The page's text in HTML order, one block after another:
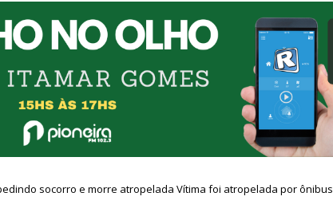
socorro e morre atropelada Vítima foi atropelada por ônibus